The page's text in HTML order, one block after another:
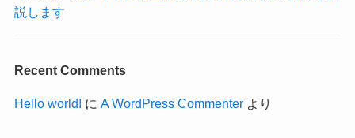
説します
Recent Comments
Hello world! に A WordPress Commenterより